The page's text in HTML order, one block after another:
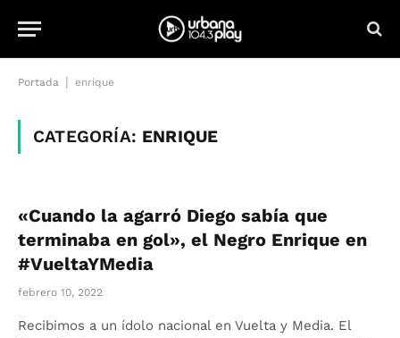
Portada enrique
CATEGORÍA: ENRIQUE
«Cuando la agarró Diego sabía que
terminaba en gol», el Negro Enrique en
#VueltaYMedia
febrero 10, 2022
Recibimos a un ídolo nacional en Vuelta y Media. El